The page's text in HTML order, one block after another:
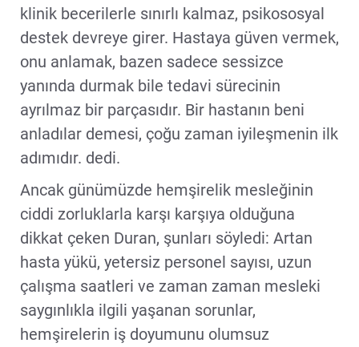
klinik becerilerle sınırlı kalmaz, psikososyal
destek devreye girer. Hastaya güven vermek,
onu anlamak, bazen sadece sessizce
yanında durmak bile tedavi sürecinin
ayrılmaz bir parçasıdır. Bir hastanın beni
anladılar demesi, çoğu zaman iyileşmenin ilk
adımıdır. dedi.
Ancak günümüzde hemşirelik mesleğinin
ciddi zorluklarla karşı karşıya olduğuna
dikkat çeken Duran, şunları söyledi: Artan
hasta yükü, yetersiz personel sayısı, uzun
çalışma saatleri ve zaman zaman mesleki
saygınlıkla ilgili yaşanan sorunlar,
hemşirelerin iş doyumunu olumsuz